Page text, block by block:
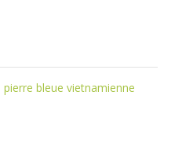
bleue vietnamienne